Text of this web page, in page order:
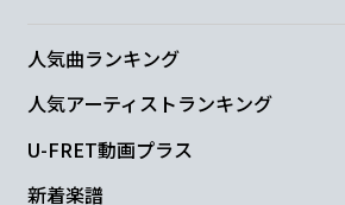
MAYBE 一緒に暮らしちゃうかもね
BABY 思い出をこれからもた
人気曲ランキング
人気アーティストランキング
U-FRET動画プラス
新着楽譜